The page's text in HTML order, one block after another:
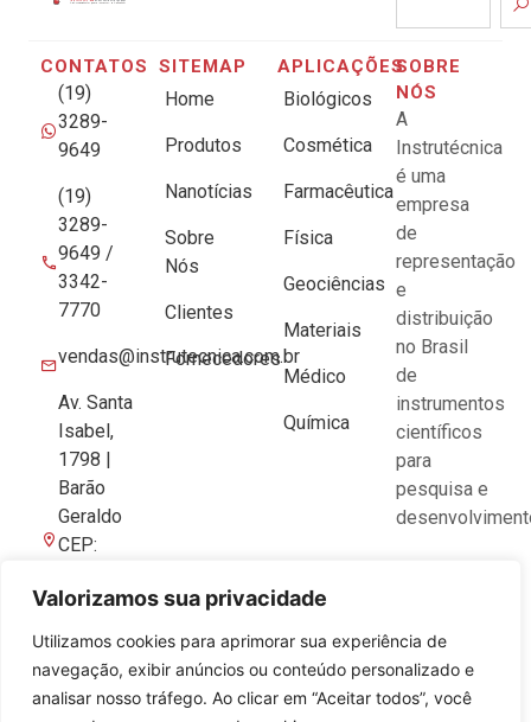
Valorizamos sua privacidade
Utilizamos cookies para aprimorar sua experiência de
navegação, exibir anúncios ou conteúdo personalizado e
analisar nosso tráfego. Ao clicar em “Aceitar todos”, você
CONTATOS
(19)
3289-
9649
(19)
3289-
9649 /
3342-
7770
vendas@instrutecnica.com.br
Av. Santa
Isabel,
1798 |
Barão
Geraldo
CEP:
643 |
Campinas-
SITEMAP
Home
Produtos
Nanotícias
Sobre
Nós
Clientes
Fornecedores
APLICAÇÕES
Biológicos
Cosmética
Farmacêutica
Física
Geociências
Materiais
Médico
Química
SOBRE
NÓS
A
Instrutécnica
é uma
empresa
de
representação
e
distribuição
no Brasil
de
instrumentos
científicos
para
pesquisa e